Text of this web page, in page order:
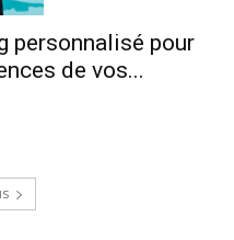
personnalisé pour
de vos...